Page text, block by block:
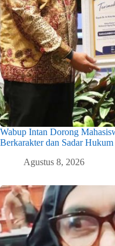
Wabup Intan Dorong
Berkarakter dan Sadar
Agustus 8, 2026